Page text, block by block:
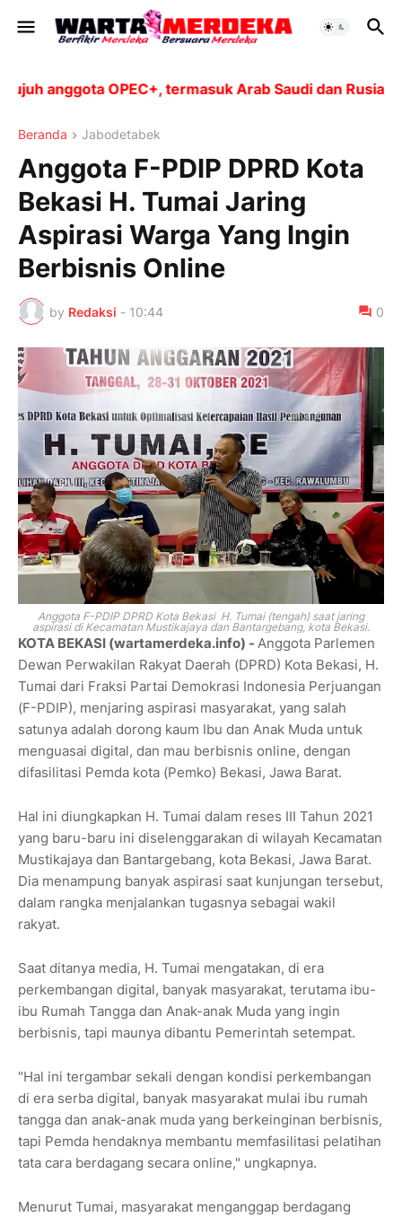
anggota OPEC+, termasuk Arab Saudi dan Rusia,
Beranda Jabodetabek
Anggota F-PDIP DPRD Kota
Bekasi H. Tumai Jaring
Aspirasi Warga Yang Ingin
Berbisnis Online
by Redaksi - 10:44 0
Anggota F-PDIP DPRD Kota Bekasi H. Tumai (tengah) saat jaring
aspirasi di Kecamatan Mustikajaya dan Bantargebang, kota Bekasi.
KOTA BEKASI (wartamerdeka.info) - Anggota Parlemen
Dewan Perwakilan Rakyat Daerah (DPRD) Kota Bekasi, H.
Tumai dari Fraksi Partai Demokrasi Indonesia Perjuangan
(F-PDIP), menjaring aspirasi masyarakat, yang salah
satunya adalah dorong kaum Ibu dan Anak Muda untuk
menguasai digital, dan mau berbisnis online, dengan
difasilitasi Pemda kota (Pemko) Bekasi, Jawa Barat.
Hal ini diungkapkan H. Tumai dalam reses III Tahun 2021
yang baru-baru ini diselenggarakan di wilayah Kecamatan
Mustikajaya dan Bantargebang, kota Bekasi, Jawa Barat.
Dia menampung banyak aspirasi saat kunjungan tersebut,
dalam rangka menjalankan tugasnya sebagai wakil
rakyat.
Saat ditanya media, H. Tumai mengatakan, di era
perkembangan digital, banyak masyarakat, terutama ibu-
ibu Rumah Tangga dan Anak-anak Muda yang ingin
berbisnis, tapi maunya dibantu Pemerintah setempat.
"Hal ini tergambar sekali dengan kondisi perkembangan
di era serba digital, banyak masyarakat mulai ibu rumah
tangga dan anak-anak muda yang berkeinginan berbisnis,
tapi Pemda hendaknya membantu memfasilitasi pelatihan
tata cara berdagang secara online," ungkapnya.
Menurut Tumai, masyarakat menganggap berdagang